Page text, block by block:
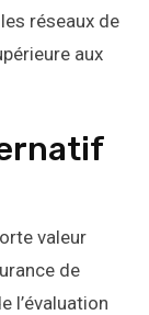
réseaux de
aux
valeur
de
l’évaluation